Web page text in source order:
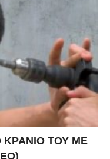
ΚΡΑΝΙΟ ΤΟΥ ΜΕ